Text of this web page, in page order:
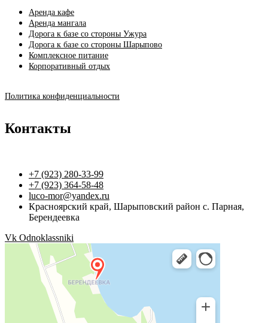
Аренда кафе
Аренда мангала
Дорога к базе со стороны Ужура
Дорога к базе со стороны Шарыпово
Комплексное питание
Корпоративный отдых
Политика конфиденциальности
Контакты
+7 (923) 280-33-99
+7 (923) 364-58-48
luco-mor@yandex.ru
Красноярский край, Шарыповский район с. Парная,
Берендеевка
Vk Odnoklassniki